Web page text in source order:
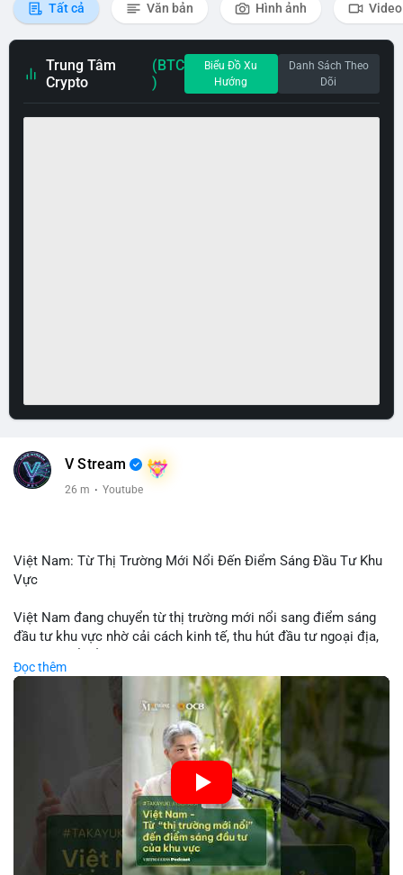
Tất cả Văn bản Hình ảnh Video
Trung Tâm
Crypto
(BTC
)
Biểu Đồ Xu
Hướng
Danh Sách Theo
Dõi
V Stream
26 m · Youtube
Việt Nam: Từ Thị Trường Mới Nổi Đến Điểm Sáng Đầu Tư Khu
Vực
Việt Nam đang chuyển từ thị trường mới nổi sang điểm sáng
đầu tư khu vực nhờ cải cách kinh tế, thu hút đầu tư ngoại địa,
hội cho nhà đầu tư lặp lại mô hình thành công của các quốc
gia đang phát triển. Nền tảng crypto tại Việt Nam cũng tăng
trưởng nhờ chính sách ổn định và sự quan tâm từ nhà đầu tư
🎥 Xem video trực tiếp tại:
Nguồn: VIETSUCCESS
Đọc thêm